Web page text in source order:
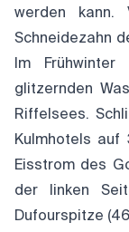
werden
Schneidezahn
Im
glitzernden
Riffelsees.
Kulmhotels
Eisstrom des
der linken
Dufourspitze